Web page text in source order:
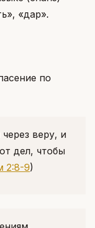
«дар».
по
веру, и
дел, чтобы
2:8-9)